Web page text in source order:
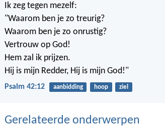
Ik zeg tegen mezelf:
"Waarom ben je zo treurig?
Waarom ben je zo onrustig?
Vertrouw op God!
Hem zal ik prijzen.
Hij is mijn Redder, Hij is mijn God!"
Psalm 42:12 aanbidding hoop ziel
Gerelateerde onderwerpen